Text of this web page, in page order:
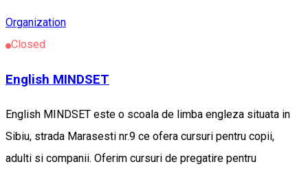
Organization
Closed
English MINDSET
English MINDSET este o scoala de limba engleza situata in
Sibiu, strada Marasesti nr.9 ce ofera cursuri pentru copii,
adulti si companii. Oferim cursuri de pregatire pentru